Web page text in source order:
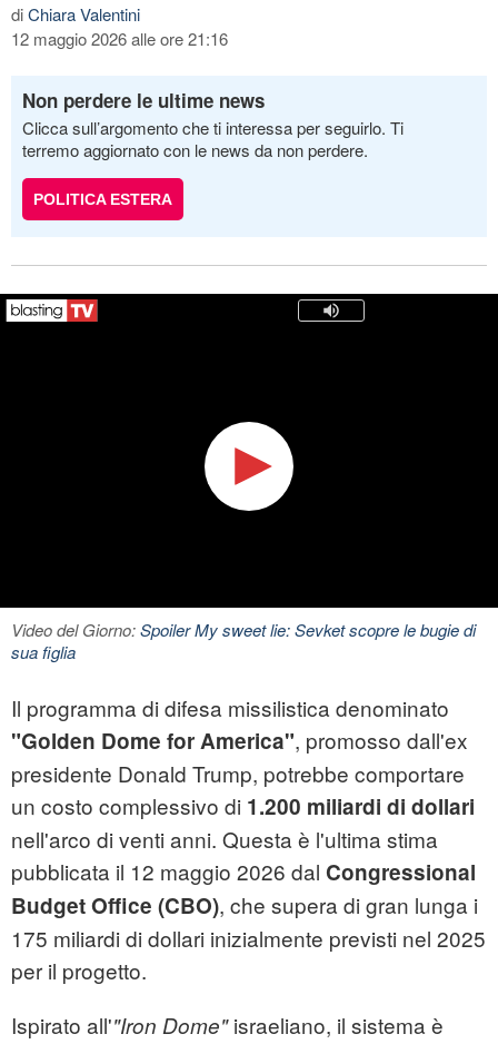
diChiara Valentini
12 maggio 2026 alle ore 21:16
Non perdere le ultime news
Clicca sull’argomento che ti interessa per seguirlo. Ti
terremo aggiornato con le news da non perdere.
POLITICA ESTERA
Video del Giorno:Spoiler My sweet lie: Sevket scopre le bugie di
sua figlia
Il programma di difesa missilistica denominato
"Golden Dome for America", promosso dall'ex
presidente Donald Trump, potrebbe comportare
un costo complessivo di 1.200 miliardi di dollari
nell'arco di venti anni. Questa è l'ultima stima
pubblicata il 12 maggio 2026 dal Congressional
Budget Office (CBO), che supera di gran lunga i
175 miliardi di dollari inizialmente previsti nel 2025
per il progetto.
Ispirato all'"Iron Dome"israeliano, il sistema è